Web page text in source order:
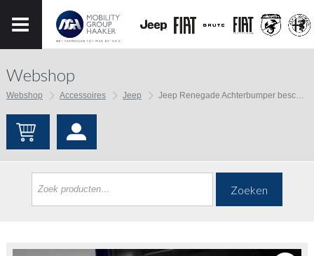
Webshop
Webshop Accessoires Jeep Jeep Renegade Achterbumper beschermhoes
Zoeken